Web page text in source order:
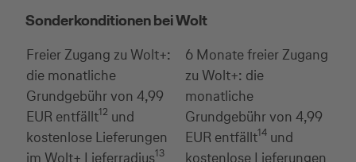
Sonderkonditionen bei Wolt
Freier Zugang zu Wolt+:
die monatliche
Grundgebühr von 4,99
EUR entfällt12 und
kostenlose Lieferungen
im Wolt+ Lieferradius13
6 Monate freier Zugang
zu Wolt+: die
monatliche
Grundgebühr von 4,99
EUR entfällt14 und
kostenlose Lieferungen